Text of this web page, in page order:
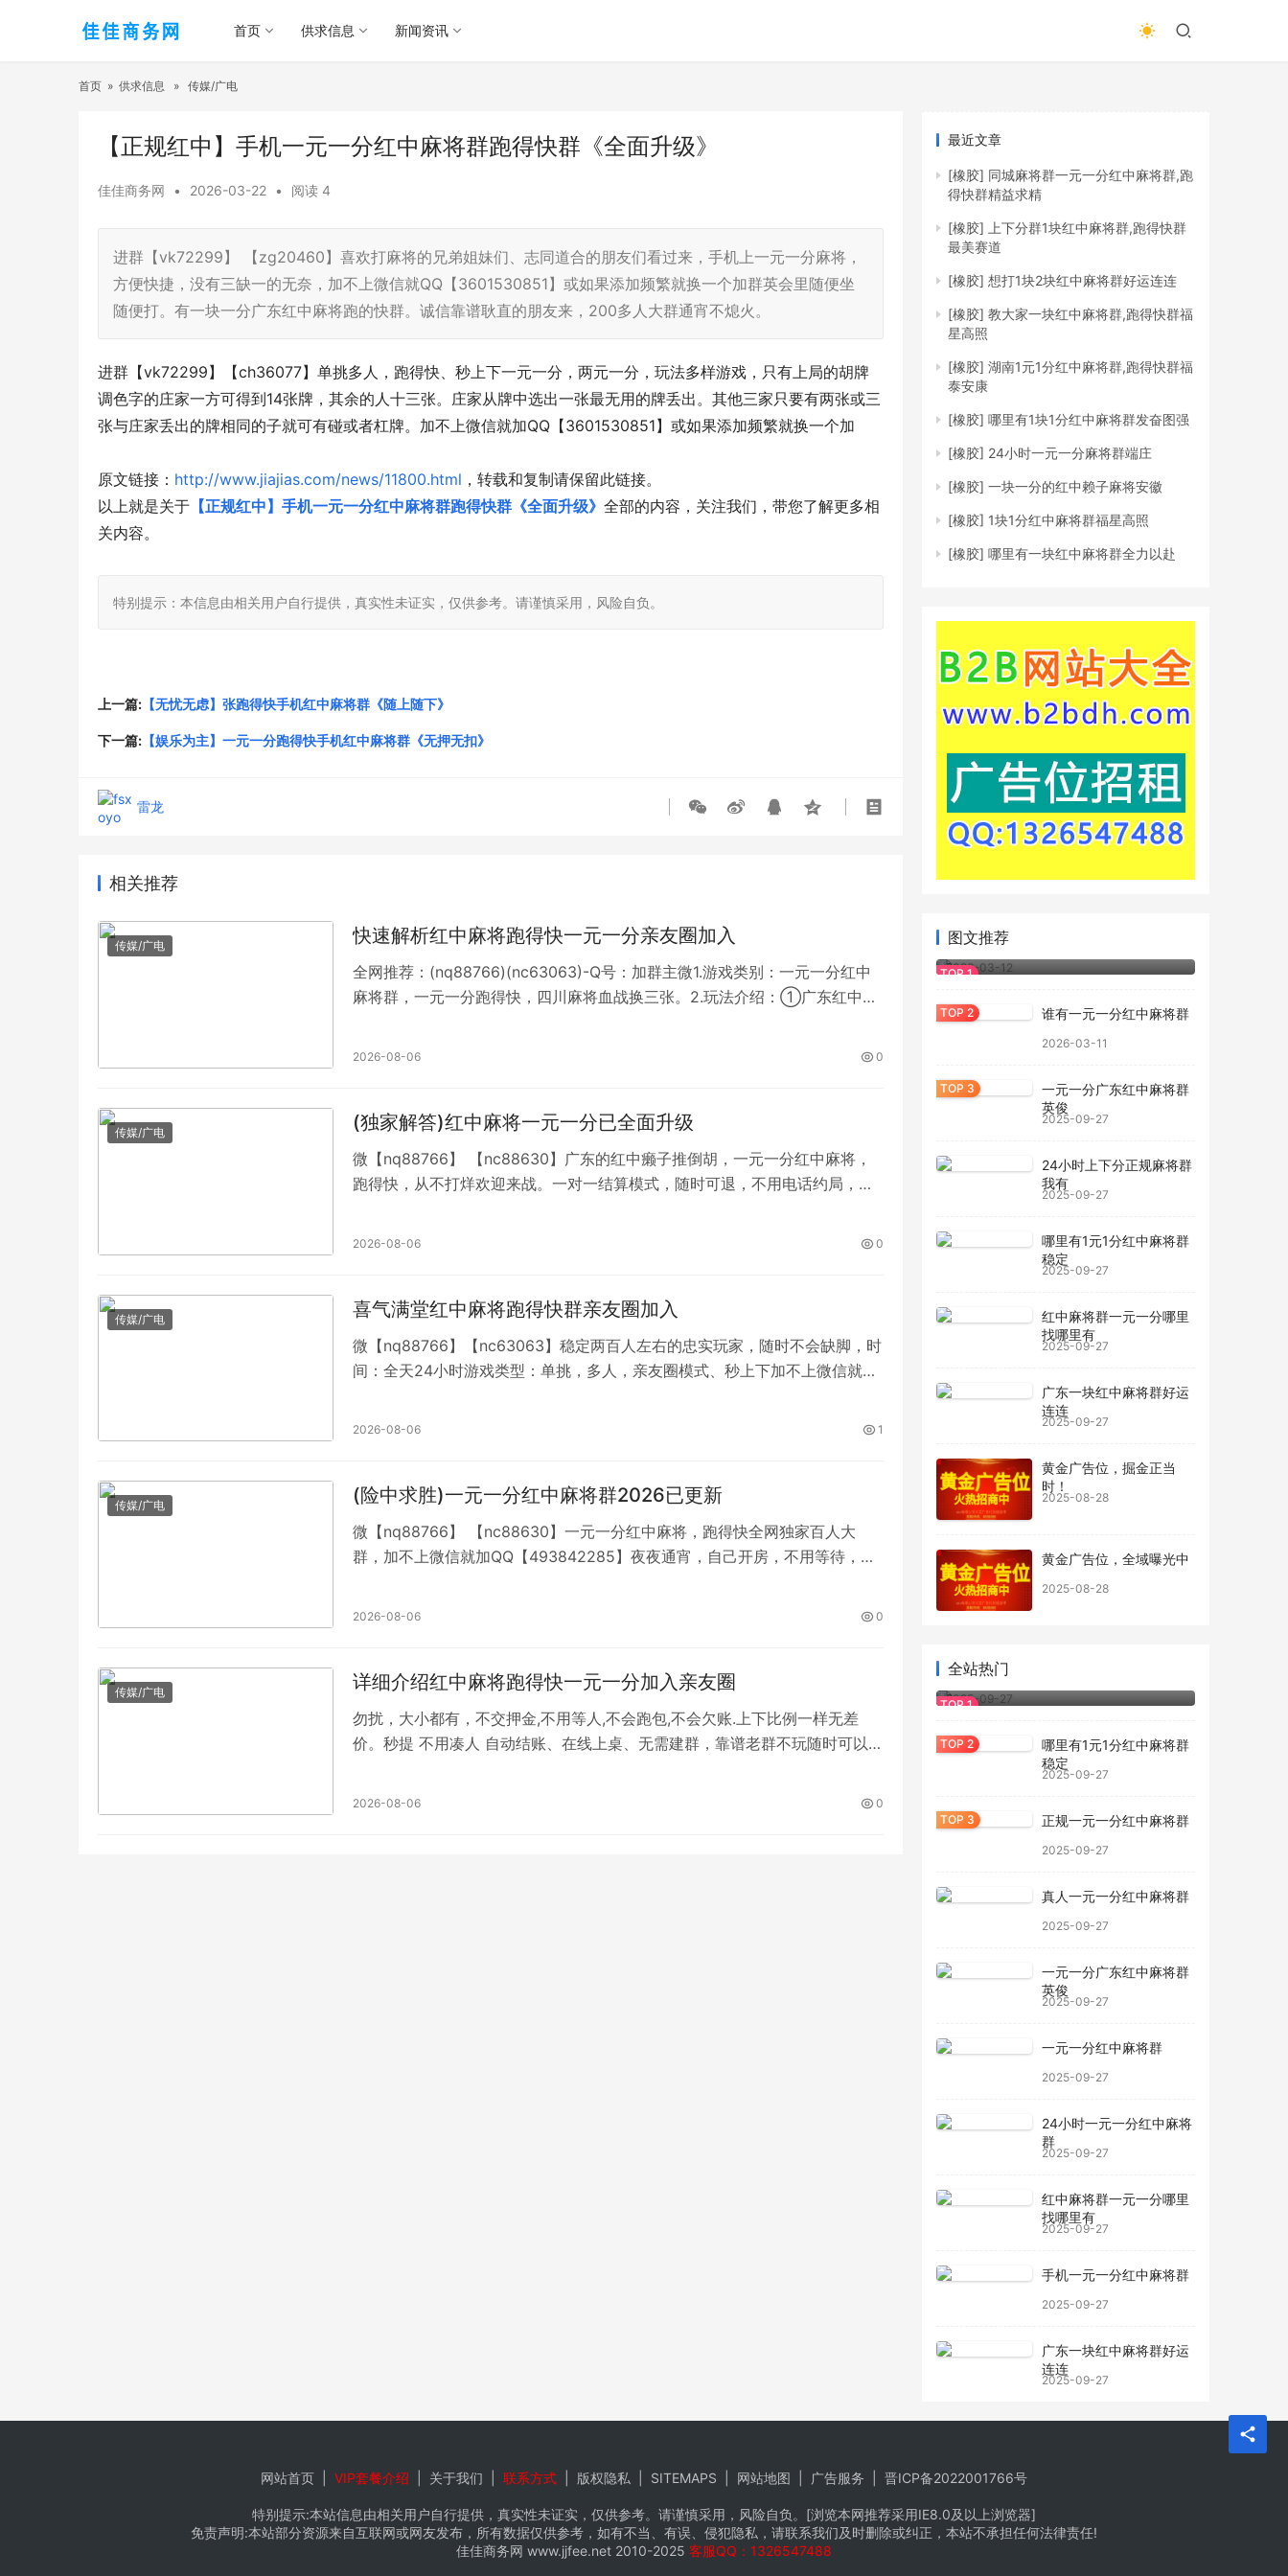
首页 供求信息 新闻资讯
首页 » 供求信息 » 传媒/广电
【正规红中】手机一元一分红中麻将群跑得快群《全面升级》
佳佳商务网 • 2026-03-22 • 阅读 4
进群【vk72299】 【zg20460】喜欢打麻将的兄弟姐妹们、志同道合的朋友们看过来，手机上一元一分麻将，
方便快捷，没有三缺一的无奈，加不上微信就QQ【3601530851】或如果添加频繁就换一个加群英会里随便坐
随便打。有一块一分广东红中麻将跑的快群。诚信靠谱耿直的朋友来，200多人大群通宵不熄火。
进群【vk72299】【ch36077】单挑多人，跑得快、秒上下一元一分，两元一分，玩法多样游戏，只有上局的胡牌
调色字的庄家一方可得到14张牌，其余的人十三张。庄家从牌中选出一张最无用的牌丢出。其他三家只要有两张或三
张与庄家丢出的牌相同的子就可有碰或者杠牌。加不上微信就加QQ【3601530851】或如果添加频繁就换一个加
原文链接： http://www.jiajias.com/news/11800.html ，转载和复制请保留此链接。
以上就是关于 【正规红中】手机一元一分红中麻将群跑得快群《全面升级》 全部的内容，关注我们，带您了解更多相
关内容。
特别提示：本信息由相关用户自行提供，真实性未证实，仅供参考。请谨慎采用，风险自负。
上一篇: 【无忧无虑】张跑得快手机红中麻将群《随上随下》
下一篇: 【娱乐为主】一元一分跑得快手机红中麻将群《无押无扣》
雷龙
相关推荐
传媒/广电 快速解析红中麻将跑得快一元一分亲友圈加入
全网推荐：(nq88766)(nc63063)-Q号：加群主微1.游戏类别：一元一分红中
麻将群，一元一分跑得快，四川麻将血战换三张。2.玩法介绍：①广东红中赖
将，换三张，缺一门。③跑得快，15张跑得快，2人单挑，带反春。3.游戏模
2026-08-06 0
传媒/广电 (独家解答)红中麻将一元一分已全面升级
微【nq88766】 【nc88630】广东的红中癞子推倒胡，一元一分红中麻将，
跑得快，从不打烊欢迎来战。一对一结算模式，随时可退，不用电话约局，不
2026-08-06 0
传媒/广电 喜气满堂红中麻将跑得快群亲友圈加入
微【nq88766】【nc63063】稳定两百人左右的忠实玩家，随时不会缺脚，时
间：全天24小时游戏类型：单挑，多人，亲友圈模式、秒上下加不上微信就加
2026-08-06 1
传媒/广电 (险中求胜)一元一分红中麻将群2026已更新
微【nq88766】 【nc88630】一元一分红中麻将，跑得快全网独家百人大
群，加不上微信就加QQ【493842285】夜夜通宵，自己开房，不用等待，不
统，安全距离提醒，安全放心畅玩。跑包全额赔付，信誉平台，诚信群主,专人
2026-08-06 0
传媒/广电 详细介绍红中麻将跑得快一元一分加入亲友圈
勿扰，大小都有，不交押金,不用等人,不会跑包,不会欠账.上下比例一样无差
价。秒提 不用凑人 自动结账、在线上桌、无需建群，靠谱老群不玩随时可以
2026-08-06 0
最近文章
[橡胶] 同城麻将群一元一分红中麻将群,跑
得快群精益求精
[橡胶]
上下分群1块红中麻将群,跑得快群
最美赛道
[橡胶] 想打1块2块红中麻将群好运连连
[橡胶] 教大家一块红中麻将群,跑得快群福
星高照
[橡胶] 湖南1元1分红中麻将群,跑得快群福
泰安康
[橡胶] 哪里有1块1分红中麻将群发奋图强
[橡胶] 24小时一元一分麻将群端庄
[橡胶] 一块一分的红中赖子麻将安徽
[橡胶] 1块1分红中麻将群福星高照
[橡胶] 哪里有一块红中麻将群全力以赴
图文推荐
真人一元一分红中麻将群
2026-03-12
谁有一元一分红中麻将群
2026-03-11
一元一分广东红中麻将群
英俊
2025-09-27
24小时上下分正规麻将群
我有
2025-09-27
哪里有1元1分红中麻将群
稳定
2025-09-27
红中麻将群一元一分哪里
找哪里有
2025-09-27
广东一块红中麻将群好运
连连
2025-09-27
黄金广告位，掘金正当
时！
2025-08-28
黄金广告位，全域曝光中
2025-08-28
全站热门
24小时上下分正规麻将群我有
2025-09-27
哪里有1元1分红中麻将群
稳定
2025-09-27
正规一元一分红中麻将群
2025-09-27
真人一元一分红中麻将群
2025-09-27
一元一分广东红中麻将群
英俊
2025-09-27
一元一分红中麻将群
2025-09-27
24小时一元一分红中麻将
群
2025-09-27
红中麻将群一元一分哪里
找哪里有
2025-09-27
手机一元一分红中麻将群
2025-09-27
广东一块红中麻将群好运
连连
2025-09-27
网站首页 VIP套餐介绍 关于我们 联系方式 版权隐私 SITEMAPS 网站地图 广告服务 晋ICP备2022001766号
特别提示:本站信息由相关用户自行提供，真实性未证实，仅供参考。请谨慎采用，风险自负。[浏览本网推荐采用IE8.0及以上浏览器]
免责声明:本站部分资源来自互联网或网友发布，所有数据仅供参考，如有不当、有误、侵犯隐私，请联系我们及时删除或纠正，本站不承担任何法律责任!
佳佳商务网 www.jjfee.net 2010-2025 客服QQ：1326547488